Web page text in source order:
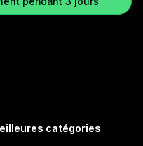
catégories